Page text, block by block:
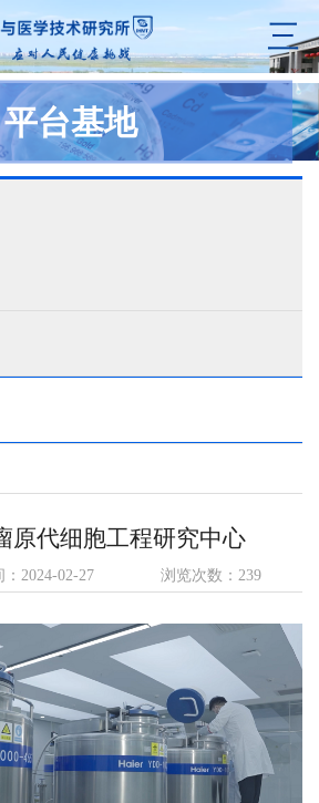
三
平台基地
原代细胞工程研究中心
2024-02-27 浏览次数：239